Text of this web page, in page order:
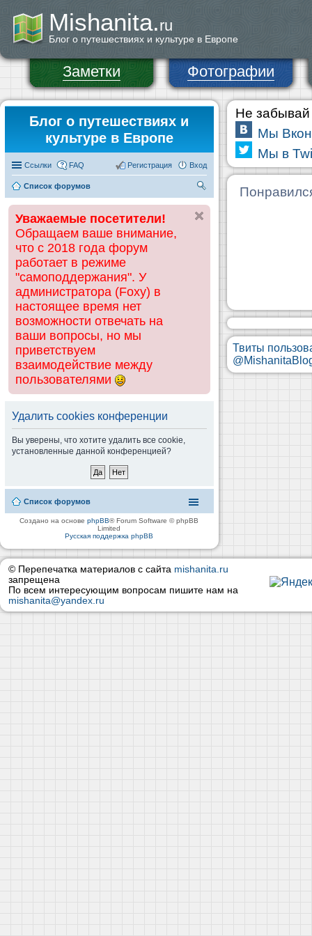
Mishanita.ru
Блог о путешествиях и культуре в Европе
Заметки Фотографии
Блог о путешествиях и
культуре в Европе
Ссылки FAQ Вход
Регистрация
Список форумов
ск
Уважаемые посетители!
Обращаем ваше внимание,
что с 2018 года форум
работает в режиме
"самоподдержания". У
администратора (Foxy) в
настоящее время нет
возможности отвечать на
ваши вопросы, но мы
приветствуем
взаимодействие между
пользователями
Удалить cookies конференции
Вы уверены, что хотите удалить все cookie,
установленные данной конференцией?
Список форумов
Создано на основеphpBB® Forum Software © phpBB
Limited
Русская поддержка phpBB
Не забывай
Мы
Мы в
Твиты
© Перепечатка материалов с сайта mishanita.ru
запрещена
По всем интересующим вопросам пишите нам на
mishanita@yandex.ru